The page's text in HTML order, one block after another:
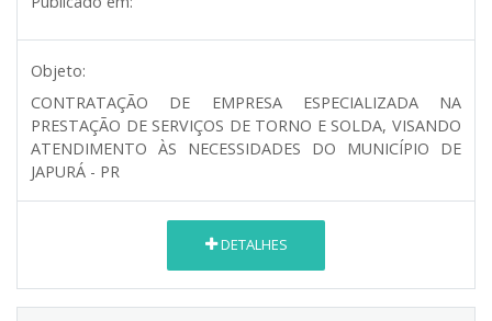
Objeto:
CONTRATAÇÃO DE EMPRESA ESPECIALIZADA NA
PRESTAÇÃO DE SERVIÇOS DE TORNO E SOLDA, VISANDO
ATENDIMENTO ÀS NECESSIDADES DO MUNICÍPIO DE
JAPURÁ - PR
DETALHES